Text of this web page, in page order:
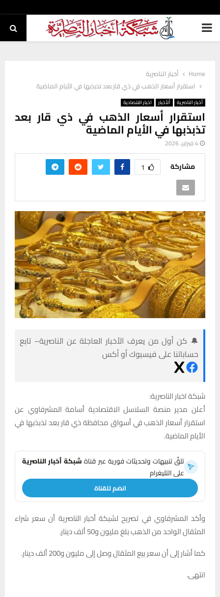
PRIMARY
Home
أخبار الناصرية
استقرار أسعار الذهب في ذي قار بعد تذبذبها في الأيام الماضية
أخبار الناصرية ألأخبار اخبار اقتصادية
استقرار أسعار الذهب في ذي قار بعد
تذبذبها في الأيام الماضية
4 فبراير، 2026
مشاركة 1
🔔 كن أول من يعرف الأخبار العاجلة عن الناصرية– تابع
حساباتنا على فيسبوك أو أكس
شبكة اخبار الناصرية:
أعلن مدير منصة السلاسل الاقتصادية أسامة المشرفاوي عن
استقرار أسعار الذهب في أسواق محافظة ذي قار بعد تذبذبها في
الأيام الماضية.
تلقَّ تنبيهات وتحديثات فورية عبر قناةشبكة أخبار الناصرية
على التليغرام
انضم للقناة
وأكد المشرفاوي في تصريح لشبكة أخبار الناصرية أن سعر شراء
المثقال الواحد من الذهب بلغ مليون و50 ألف دينار.
كما أشار إلى أن سعر بيع المثقال وصل إلى مليون و200 ألف دينار.
انتهى.